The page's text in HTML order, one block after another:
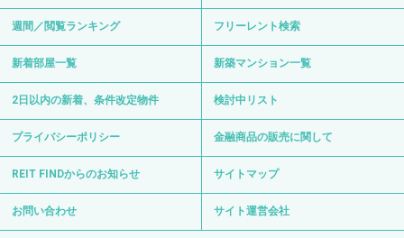
週間／閲覧ランキング フリーレント検索
新着部屋一覧 新築マンション一覧
2日以内の新着、条件改定物件 検討中リスト
プライバシーポリシー 金融商品の販売に関して
REIT FINDからのお知らせ サイトマップ
お問い合わせ サイト運営会社